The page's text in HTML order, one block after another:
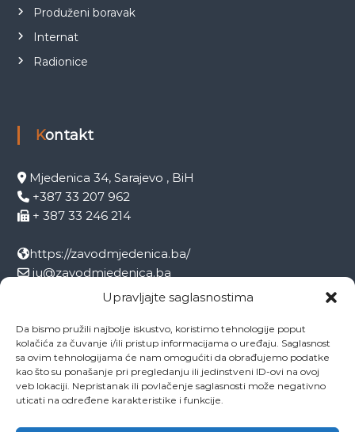
Upravljajte saglasnostima
Da bismo pružili najbolje iskustvo, koristimo tehnologije poput
kolačića za čuvanje i/ili pristup informacijama o uređaju. Saglasnost
sa ovim tehnologijama će nam omogućiti da obrađujemo podatke
kao što su ponašanje pri pregledanju ili jedinstveni ID-ovi na ovoj
veb lokaciji. Nepristanak ili povlačenje saglasnosti može negativno
uticati na određene karakteristike i funkcije.
Produženi boravak
Internat
Radionice
Kontakt
Mjedenica 34, Sarajevo , BiH
+387 33 207 962
+ 387 33 246 214
https://zavodmjedenica.ba/
ju@zavodmjedenica.ba
info@zamjed.edu.ba
Direktor:
+ 387 33 207 963
Sekretar:
+ 387 33 215 668
Pedagog:
+ 387 33 246 212
Psiholog:
+ 387 33 246 208
+ 387 33 207 001